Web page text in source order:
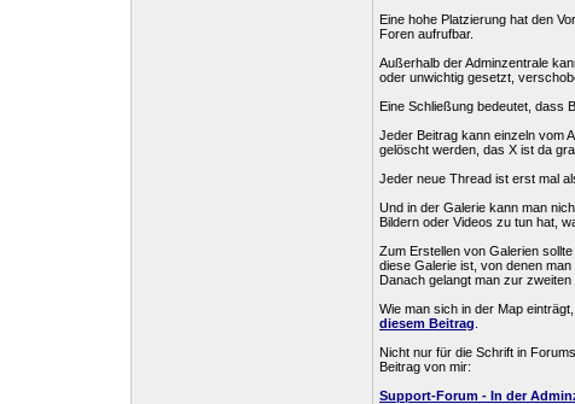
Eine hohe Platzierung hat den
Foren aufrufbar.
Außerhalb der Adminzentrale
oder unwichtig gesetzt,
Eine Schließung bedeutet, dass
Jeder Beitrag kann einzeln vom
gelöscht werden, das X ist da
Jeder neue Thread ist erst mal
Und in der Galerie kann man
Bildern oder Videos zu tun hat,
Zum Erstellen von Galerien
diese Galerie ist, von denen
Danach gelangt man zur
Wie man sich in der Map
diesem Beitrag
Nicht nur für die Schrift in
Beitrag von mir:
Support-Forum - In der